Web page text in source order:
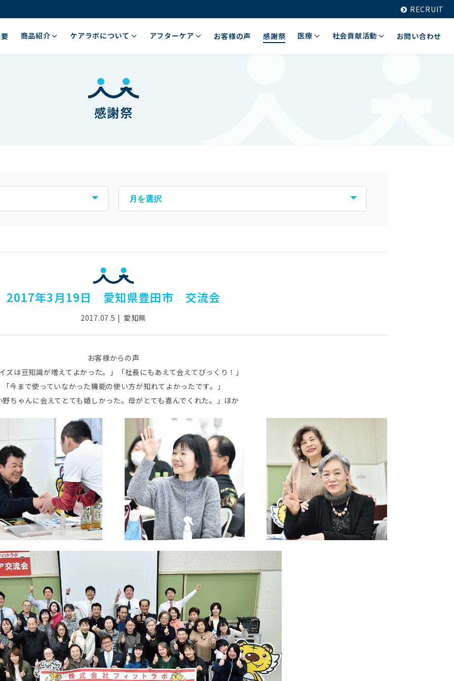
RECRUIT
商品紹介 ケアラボについて アフターケア お客様の声 感謝祭 医療 社会貢献活動 お問い合わせ
感謝祭
2017年3月19日 愛知県豊田市 交流会
2017.07.5 愛知県
お客様からの声
ズは豆知識が増えてよかった。」「社長にもあえて会えてびっくり！」
「今まで使っていなかった機能の使い方が知れてよかったです。」
野ちゃんに会えてとても嬉しかった。母がとても喜んでくれた。」ほか